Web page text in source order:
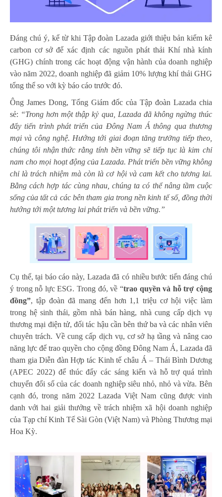
Đáng chú ý, kể từ khi Tập đoàn Lazada giới thiệu bản kiểm kê
carbon cơ sở để xác định các nguồn phát thải Khí nhà kính
(GHG) chính trong các hoạt động vận hành của doanh nghiệp
vào năm 2022, doanh nghiệp đã giảm 10% lượng khí thải GHG
tổng thể so với kỳ báo cáo trước đó.
Ông James Dong, Tổng Giám đốc của Tập đoàn Lazada chia
sẻ: “Trong hơn một thập kỷ qua, Lazada đã không ngừng thúc
đẩy tiến trình phát triển của Đông Nam Á thông qua thương
mại và công nghệ. Hướng tới giai đoạn tăng trưởng tiếp theo,
chúng tôi nhận thức rằng tính bền vững sẽ tiếp tục là kim chỉ
nam cho mọi hoạt động của Lazada. Phát triển bền vững không
chỉ là trách nhiệm mà còn là cơ hội và cam kết cho tương lai.
Bằng cách hợp tác cùng nhau, chúng ta có thể nâng tầm cuộc
sống của tất cả các bên tham gia trong nền kinh tế số, đồng thời
hướng tới một tương lai phát triển và bền vững.”
Cụ thể, tại báo cáo này, Lazada đã có nhiều bước tiến đáng chú
ý trong nỗ lực ESG. Trong đó, về “trao quyền và hỗ trợ cộng
đồng”, tập đoàn đã mang đến hơn 1,1 triệu cơ hội việc làm
trong hệ sinh thái, gồm nhà bán hàng, nhà cung cấp dịch vụ
thương mại điện tử, đối tác hậu cần bên thứ ba và các nhân viên
chuyên trách. Về cung cấp dịch vụ, cơ sở hạ tầng và nâng cao
năng lực để trao quyền cho cộng đồng Đông Nam Á, Lazada đã
tham gia Diễn đàn Hợp tác Kinh tế châu Á – Thái Bình Dương
(APEC 2022) để thúc đẩy các sáng kiến và hỗ trợ quá trình
chuyển đổi số của các doanh nghiệp siêu nhỏ, nhỏ và vừa. Bên
cạnh đó, trong năm 2022 Lazada Việt Nam cũng được vinh
danh với hai giải thưởng về trách nhiệm xã hội doanh nghiệp
của Tạp chí Kinh Tế Sài Gòn (Việt Nam) và Phòng Thương mại
Hoa Kỳ.